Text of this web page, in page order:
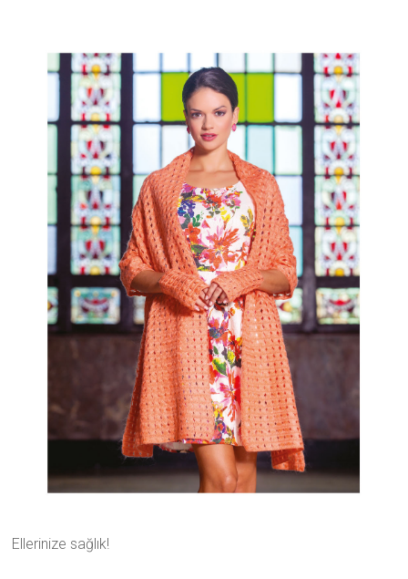
Ellerinize sağlık!